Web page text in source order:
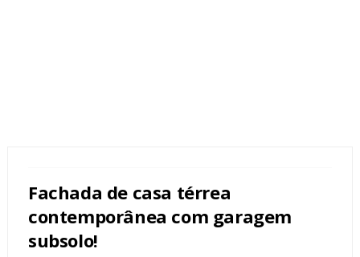
Fachada de casa térrea
contemporânea com garagem
subsolo!